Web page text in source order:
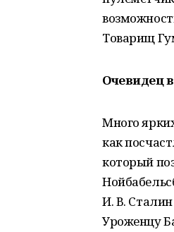
Товарищ
Очевидец
Много
как
который
И. В.
Уроженцу